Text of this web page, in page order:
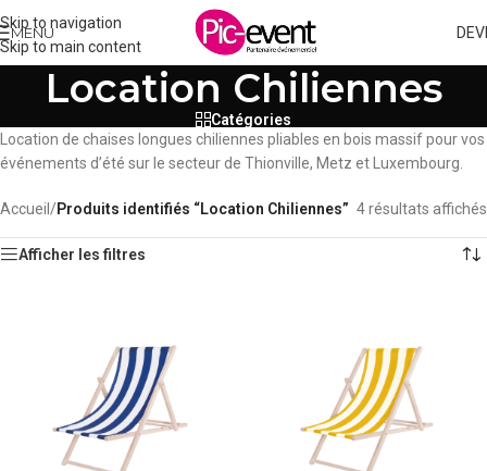
Skip to navigation
Skip to main content
MENU
Location Chiliennes
Catégories
Location de chaises longues chiliennes pliables en bois massif pour vos
événements d’été sur le secteur de Thionville, Metz et Luxembourg.
Accueil /Produits identifiés “Location Chiliennes” 4 résultats affichés
Afficher les filtres